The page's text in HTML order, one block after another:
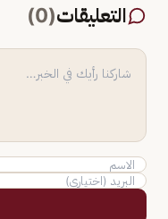
التعليقات(
0
)